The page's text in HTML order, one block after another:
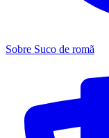
Sobre Suco de romã